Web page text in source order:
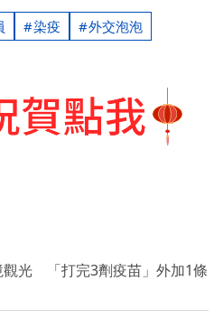
染疫 外交泡泡
觀光 「打完3劑疫苗」外加1條